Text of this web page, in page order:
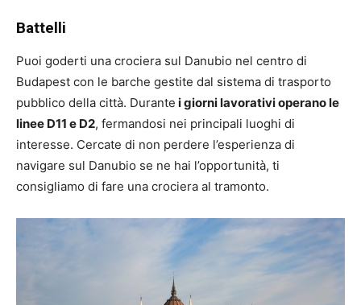
Battelli
Puoi goderti una crociera sul Danubio nel centro di
Budapest con le barche gestite dal sistema di trasporto
pubblico della città. Durante i giorni lavorativi operano le
linee D11 e D2, fermandosi nei principali luoghi di
interesse. Cercate di non perdere l’esperienza di
navigare sul Danubio se ne hai l’opportunità, ti
consigliamo di fare una crociera al tramonto.